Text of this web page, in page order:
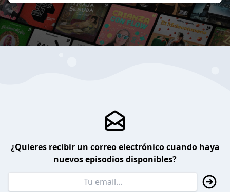
¿Quieres recibir un correo electrónico cuando haya
nuevos episodios disponibles?